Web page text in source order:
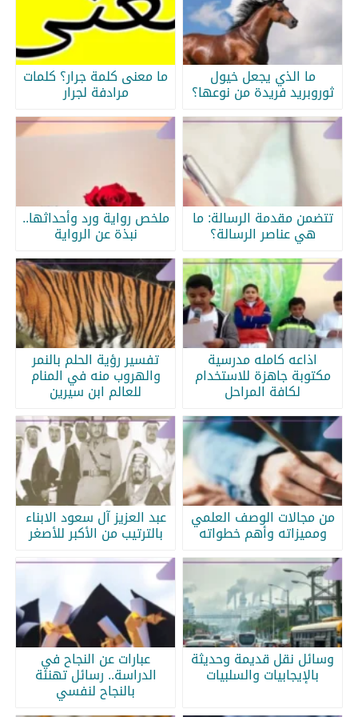
ما الذي يجعل خيول
ثوروبريد فريدة من نوعها؟
ما معنى كلمة جرار؟ كلمات
مرادفة لجرار
تتضمن مقدمة الرسالة: ما
هي عناصر الرسالة؟
ملخص رواية ورد وأحداثها..
نبذة عن الرواية
اذاعه كامله مدرسية
مكتوبة جاهزة للاستخدام
لكافة المراحل
تفسير رؤية الحلم بالنمر
والهروب منه في المنام
للعالم ابن سيرين
من مجالات الوصف العلمي
ومميزاته وأهم خطواته
عبد العزيز آل سعود الابناء
بالترتيب من الأكبر للأصغر
وسائل نقل قديمة وحديثة
بالإيجابيات والسلبيات
عبارات عن النجاح في
الدراسة.. رسائل تهنئة
بالنجاح لنفسي